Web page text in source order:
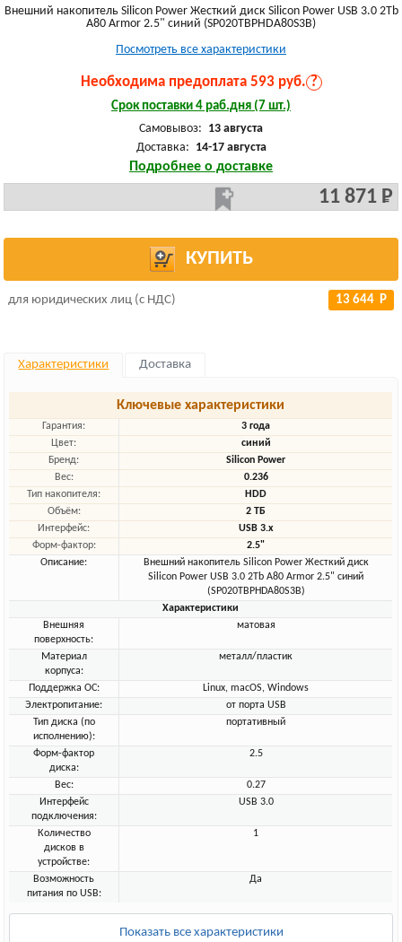
Внешний накопитель Silicon Power Жесткий диск Silicon Power USB 3.0 2Tb
A80 Armor 2.5" синий (SP020TBPHDA80S3B)
Посмотреть все характеристики
Необходима предоплата 593 руб. ?
Срок поставки 4 раб.дня (7 шт.)
Самовывоз: 13 августа
Доставка: 14-17 августа
Подробнее о доставке
11 871 Р
КУПИТЬ
для юридических лиц (с НДС) 13 644 Р
Характеристики Доставка
Ключевые характеристики
Гарантия:
3 года
Цвет:
синий
Бренд:
Silicon Power
Вес:
0.236
Тип накопителя:
HDD
Объём:
2 ТБ
Интерфейс:
USB 3.x
Форм-фактор:
2.5"
Описание:
Внешний накопитель Silicon Power Жесткий диск
Silicon Power USB 3.0 2Tb A80 Armor 2.5" синий
(SP020TBPHDA80S3B)
Характеристики
Внешняя
поверхность:
матовая
Материал
корпуса:
металл/пластик
Поддержка ОС:
Linux, macOS, Windows
Электропитание:
от порта USB
Тип диска (по
исполнению):
портативный
Форм-фактор
диска:
2.5
Вес:
0.27
Интерфейс
подключения:
USB 3.0
Количество
дисков в
устройстве:
1
Возможность
питания по USB:
Да
Показать все характеристики